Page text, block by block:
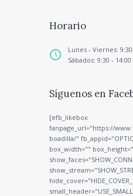
Horario
Lunes - Viernes:
Sábados: 9:30 - 14:00
Síguenos en
[efb_likebox
fanpage_url="https://
boadilla/"
box_width=""